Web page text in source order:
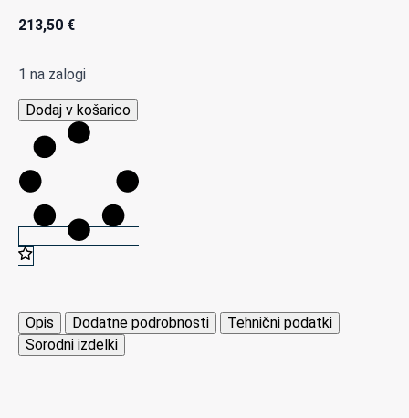
213,50 €
1 na zalogi
PUR-
J0-
1100-
10-
4-
001
PID
temperature
količina
Dodaj v košarico
Opis Dodatne podrobnosti
Tehnični podatki
Sorodni izdelki